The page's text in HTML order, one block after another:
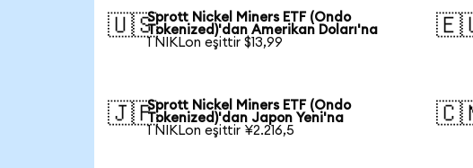
🇺🇸Sprott Nickel Miners ETF (Ondo
Tokenized)'dan Amerikan Doları'na
1 NIKLon eşittir $13,99
🇯🇵Sprott Nickel Miners ETF (Ondo
Tokenized)'dan Japon Yeni'na
1 NIKLon eşittir ¥2.216,5